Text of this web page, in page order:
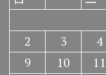
2
3 4
9
10 11